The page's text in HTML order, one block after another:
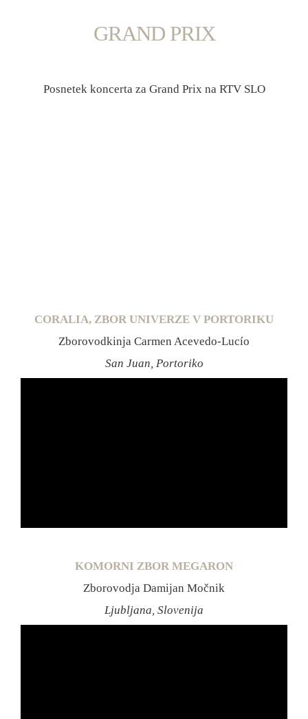
GRAND PRIX
Posnetek koncerta za Grand Prix na RTV SLO
CORALIA, ZBOR UNIVERZE V PORTORIKU
Zborovodkinja Carmen Acevedo-Lucío
San Juan, Portoriko
KOMORNI ZBOR MEGARON
Zborovodja Damijan Močnik
Ljubljana, Slovenija